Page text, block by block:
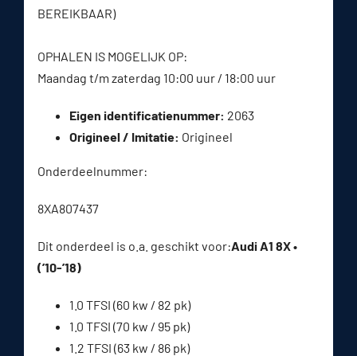
BEREIKBAAR)
OPHALEN IS MOGELIJK OP:
Maandag t/m zaterdag 10:00 uur / 18:00 uur
Eigen identificatienummer: 2063
Origineel / Imitatie: Origineel
Onderdeelnummer:
8XA807437
Dit onderdeel is o.a. geschikt voor:Audi A1 8X •
(’10-’18)
1.0 TFSI (60 kw / 82 pk)
1.0 TFSI (70 kw / 95 pk)
1.2 TFSI (63 kw / 86 pk)